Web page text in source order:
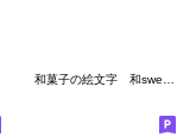
和菓子の絵文字 和sweets